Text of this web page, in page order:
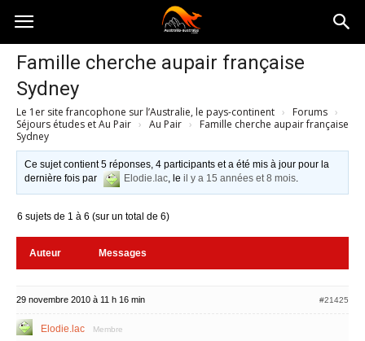
Australia-
australie.com
Famille cherche aupair française
Sydney
Le 1er site francophone sur l’Australie, le pays-continent › Forums ›
Séjours études et Au Pair › Au Pair ›
Famille cherche aupair française
Sydney
Ce sujet contient 5 réponses, 4 participants et a été mis à jour pour la
dernière fois par
Elodie.lac, leil y a 15 années et 8 mois.
6 sujets de 1 à 6 (sur un total de 6)
Auteur Messages
29 novembre 2010 à 11 h 16 min #21425
Elodie.lac Membre